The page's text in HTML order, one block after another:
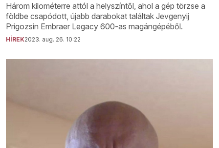
Három kilométerre attól a helyszíntől, ahol a gép törzse a
földbe csapódott, újabb darabokat találtak Jevgenyij
Prigozsin Embraer Legacy 600-as magángépéből.
HÍREK2023. aug. 26. 10:22